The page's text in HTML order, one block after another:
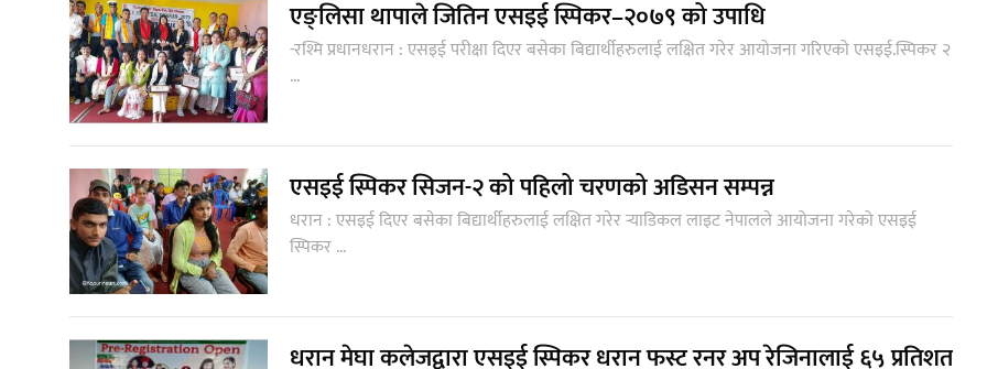
एङ्लिसा थापाले जितिन एसइई स्पिकर–२०७९ को उपाधि
-रश्मि प्रधानधरान : एसइई परीक्षा दिएर बसेका बिद्यार्थीहरुलाई लक्षित गरेर आयोजना गरिएको एसइई.स्पिकर २
...
एसइई स्पिकर सिजन-२ को पहिलो चरणको अडिसन सम्पन्न
धरान : एसइई दिएर बसेका बिद्यार्थीहरुलाई लक्षित गरेर र्‍याडिकल लाइट नेपालले आयोजना गरेको एसइई
स्पिकर ...
धरान मेघा कलेजद्वारा एसइई स्पिकर धरान फस्ट रनर अप रेजिनालाई ६५ प्रतिशत